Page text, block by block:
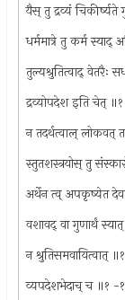
यैस् तु द्रव्यं चिकीर्ष्यते
धर्ममात्रे तु कर्म स्याद्
तुल्यश्रुतित्वाद् वेतरैः
द्रव्योपदेश इति चेत्
न तदर्थत्वाल्
स्तुतशस्त्रयोस् तु
अर्थेन त्व् अपकृष्येत
वशावद् वा गुणार्थं
न श्रुतिसमवायित्वात्
व्यपदेशभेदाच् च ॥१ -